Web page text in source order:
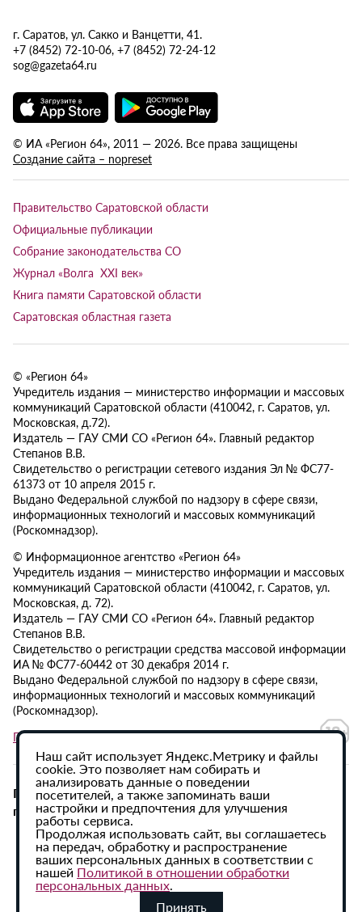
г. Саратов, ул. Сакко и Ванцетти, 41.
+7 (8452) 72-10-06, +7 (8452) 72-24-12
sog@gazeta64.ru
© ИА «Регион 64», 2011 — 2026. Все права защищены
Создание сайта – nopreset
Правительство Саратовской области
Официальные публикации
Собрание законодательства СО
Журнал «Волга XXI век»
Книга памяти Саратовской области
Саратовская областная газета
© «Регион 64»
Учредитель издания — министерство информации и массовых
коммуникаций Саратовской области (410042, г. Саратов, ул.
Московская, д.72).
Издатель — ГАУ СМИ СО «Регион 64». Главный редактор
Степанов В.В.
Свидетельство о регистрации сетевого издания Эл № ФС77-
61373 от 10 апреля 2015 г.
Выдано Федеральной службой по надзору в сфере связи,
информационных технологий и массовых коммуникаций
(Роскомнадзор).
© Информационное агентство «Регион 64»
Учредитель издания — министерство информации и массовых
коммуникаций Саратовской области (410042, г. Саратов, ул.
Московская, д. 72).
Издатель — ГАУ СМИ СО «Регион 64». Главный редактор
Степанов В.В.
Свидетельство о регистрации средства массовой информации
ИА № ФС77-60442 от 30 декабря 2014 г.
Выдано Федеральной службой по надзору в сфере связи,
информационных технологий и массовых коммуникаций
(Роскомнадзор).
Политика в отношении обработки персональных данных
При использовании материалов сайта активная
гиперссылка на ИА «Регион 64» обязательна.
Наш сайт использует Яндекс.Метрику и файлы
cookie. Это позволяет нам собирать и
анализировать данные о поведении
посетителей, а также запоминать ваши
настройки и предпочтения для улучшения
работы сервиса.
Продолжая использовать сайт, вы соглашаетесь
на передач, обработку и распространение
ваших персональных данных в соответствии с
нашей Политикой в отношении обработки
персональных данных.
Принять